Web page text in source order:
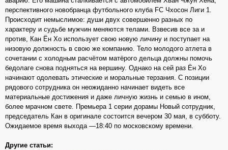
перспективного новобранца футбольного клуба FC Чхосон Лиги 1.
Происходит немыслимое: души двух совершенно разных по
характеру и судьбе мужчин меняются телами. Взвесив все за и
против, Кан Ён Хо использует свою новую личину и поступает на
низовую должность в свою же компанию. Тело молодого атлета в
сочетании с холодным расчётом матёрого дельца должны помочь
бедолаге снова подняться на вершину. Однако на сей раз Ён Хо
начинают одолевать этические и моральные терзания. С позиции
рядового сотрудника он неожиданно начинает видеть все
материальные достижения и даже личную жизнь и семью в ином,
более мрачном свете. Премьера 1 серии дорамы Новый сотрудник,
председатель Кан в оригинале состоится вечером 30 мая, в субботу.
Ожидаемое время выхода —18:40 по московскому времени.
Другие статьи: